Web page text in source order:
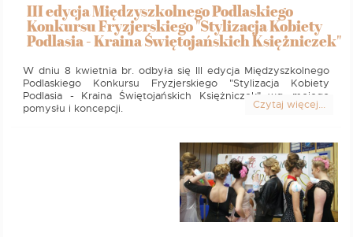
III edycja Międzyszkolnego Podlaskiego
Konkursu Fryzjerskiego "Stylizacja Kobiety
Podlasia - Kraina Świętojańskich Księżniczek"
W dniu 8 kwietnia br. odbyła się III edycja Międzyszkolnego
Podlaskiego Konkursu Fryzjerskiego "Stylizacja Kobiety
Podlasia - Kraina Świętojańskich Księżniczek" wg. mojego
pomysłu i koncepcji.
Czytaj więcej...